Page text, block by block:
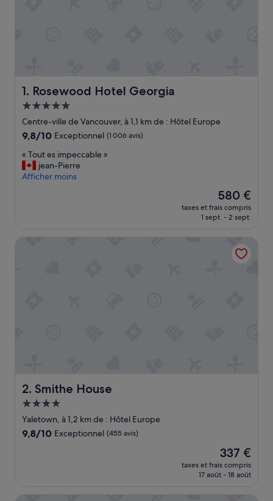
1. Rosewood Hotel Georgia
Rosewood Hotel Georgia
Hébergement
5.0 étoiles
Centre-ville de Vancouver, à 1,1 km de : Hôtel Europe
9.8
10,
Exceptionnel,
(1 006 avis)
9,8/10 Exceptionnel (1 006 avis)
«
T
o
« Tout es impeccable »
jean-Pierre
Afficher moins
Le
nouveau
prix
de
580 €
580 €
taxes et frais compris
1 sept. - 2 sept.
2. Smithe House
Smithe House
Hébergement
4.0 étoiles
Yaletown, à 1,2 km de : Hôtel Europe
9.8
9,8/10 Exceptionnel (455 avis)
Le
nouveau
prix
de
337 €
taxes et frais compris
17 août - 18 août